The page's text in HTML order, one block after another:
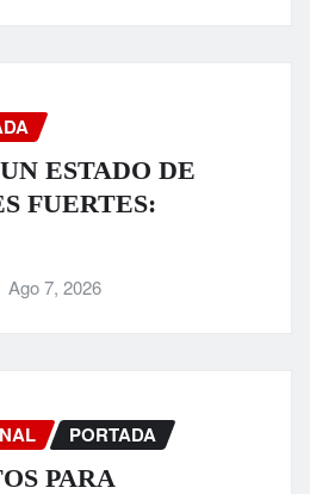
ESTADO DE
FUERTES:
Ago 7, 2026
PORTADA
PARA